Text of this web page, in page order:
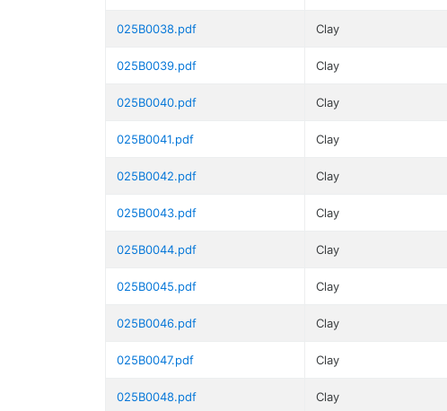
025B0038.pdf Clay
025B0039.pdf Clay
025B0040.pdf Clay
025B0041.pdf Clay
025B0042.pdf Clay
025B0043.pdf Clay
025B0044.pdf Clay
025B0045.pdf Clay
025B0046.pdf Clay
025B0047.pdf Clay
025B0048.pdf Clay